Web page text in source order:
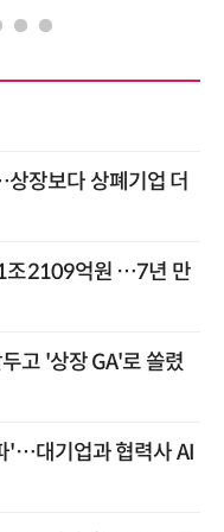
장보다 상폐기업 더
조2109억원 …7년 만
고 '상장 GA'로 쏠렸
'…대기업과 협력사 AI